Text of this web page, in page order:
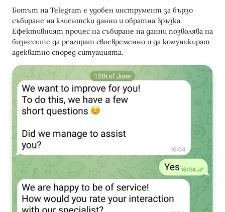
Ботът на Telegram е удобен инструмент за бързо
събиране на клиентски данни и обратна връзка.
Ефективният процес на събиране на данни позволява на
бизнесите да реагират своевременно и да комуникират
адекватно според ситуацията.